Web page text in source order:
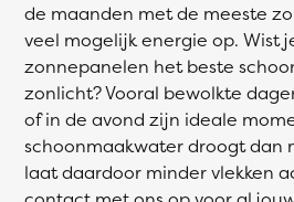
de maanden met de meeste
veel mogelijk energie op. Wist
zonnepanelen het beste
zonlicht? Vooral bewolkte
of in de avond zijn ideale
schoonmaakwater droogt dan
laat daardoor minder vlekken